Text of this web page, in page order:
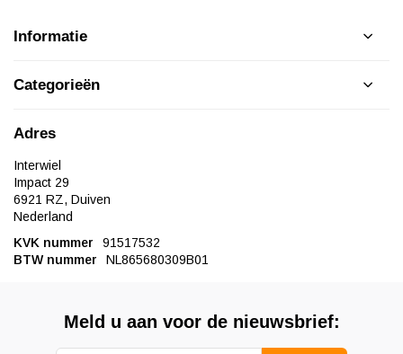
Informatie
Categorieën
Adres
Interwiel
Impact 29
6921 RZ, Duiven
Nederland
KVK nummer
91517532
BTW nummer
NL865680309B01
Meld u aan voor de nieuwsbrief: